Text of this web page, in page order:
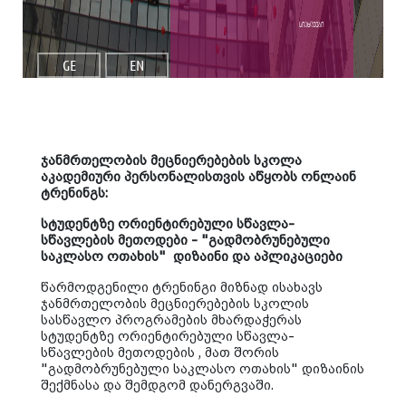
GE EN
სიახლეები
ჯანმრთელობის მეცნიერებების სკოლა
აკადემიური პერსონალისთვის აწყობს ონლაინ
ტრენინგს:
სტუდენტზე ორიენტირებული სწავლა-
სწავლების მეთოდები - "გადმობრუნებული
საკლასო ოთახის" დიზაინი და აპლიკაციები
წარმოდგენილი ტრენინგი მიზნად ისახავს
ჯანმრთელობის მეცნიერებების სკოლის
სასწავლო პროგრამების მხარდაჭერას
სტუდენტზე ორიენტირებული სწავლა-
სწავლების მეთოდების , მათ შორის
"გადმობრუნებული საკლასო ოთახის" დიზაინის
შექმნასა და შემდგომ დანერგვაში.